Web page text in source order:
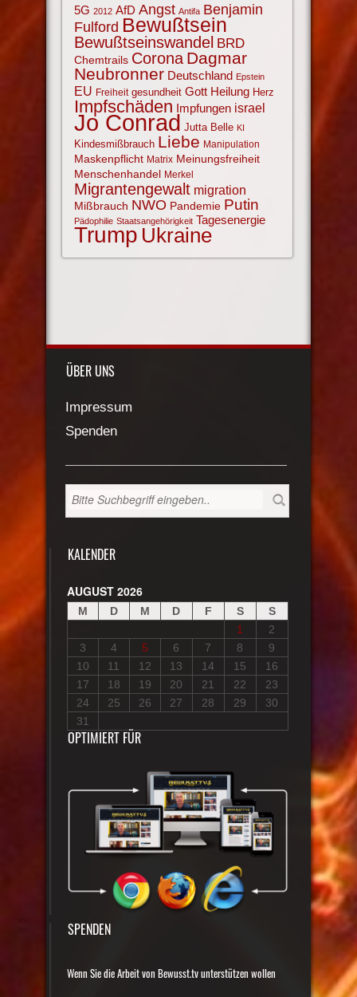
5G 2012 AfD Angst Antifa Benjamin
Fulford Bewußtsein
Bewußtseinswandel BRD
Chemtrails Corona Dagmar
Neubronner Deutschland Epstein
EU Freiheit gesundheit Gott Heilung Herz
Impfschäden Impfungen israel
Jo Conrad Jutta Belle KI
Kindesmißbrauch Liebe Manipulation
Maskenpflicht Matrix Meinungsfreiheit
Menschenhandel Merkel
Migrantengewalt migration
Mißbrauch NWO Pandemie Putin
Pädophilie Staatsangehörigkeit Tagesenergie
Trump Ukraine
ÜBER UNS
Impressum
Spenden
KALENDER
AUGUST 2026
M D M D F S
S
1
2
3
4 5 6 7 8
9
10
11 12 13 14 15
16
17
18 19 20 21 22
23
24
25 26 27 28 29
30
31
OPTIMIERT FÜR
SPENDEN
Wenn Sie die Arbeit von Bewusst.tv unterstützen wollen